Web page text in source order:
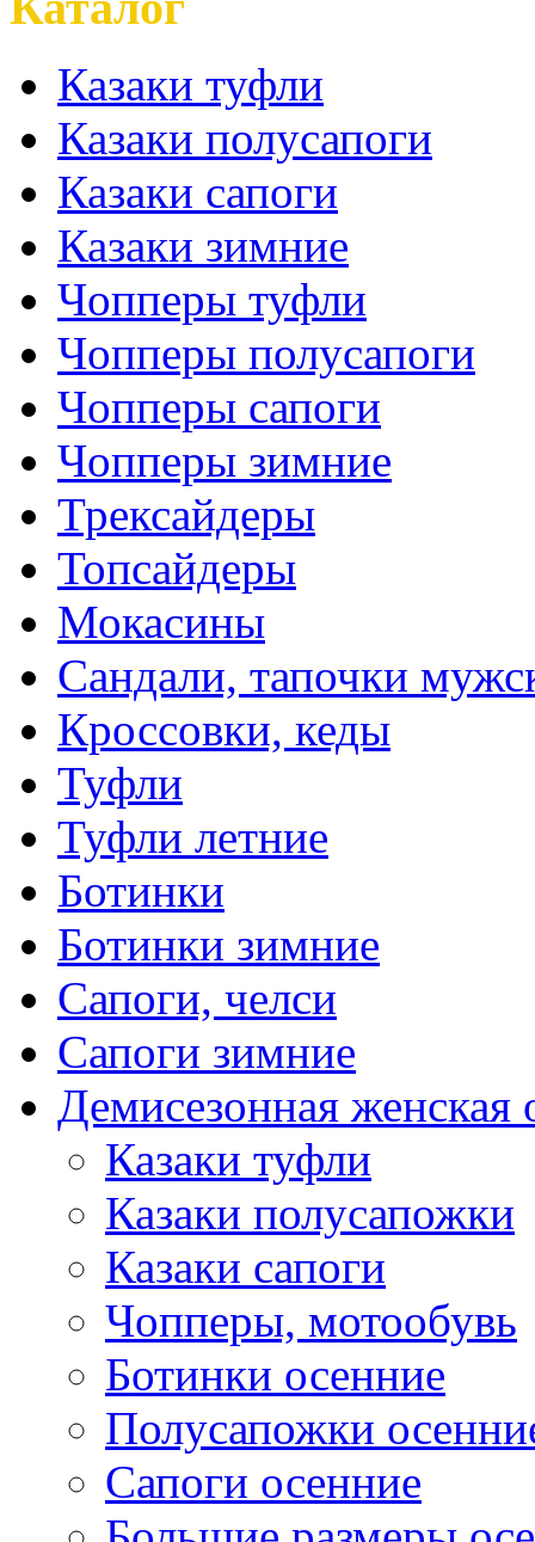
Казаки туфли
Казаки полусапоги
Казаки сапоги
Казаки зимние
Чопперы туфли
Чопперы полусапоги
Чопперы сапоги
Чопперы зимние
Трексайдеры
Топсайдеры
Мокасины
Сандали, тапочки
Кроссовки, кеды
Туфли
Туфли летние
Ботинки
Ботинки зимние
Сапоги, челси
Сапоги зимние
Демисезонная женская
Казаки туфли
Казаки полусапожки
Казаки сапоги
Чопперы, мотообувь
Ботинки осенние
Полусапожки
Сапоги осенние